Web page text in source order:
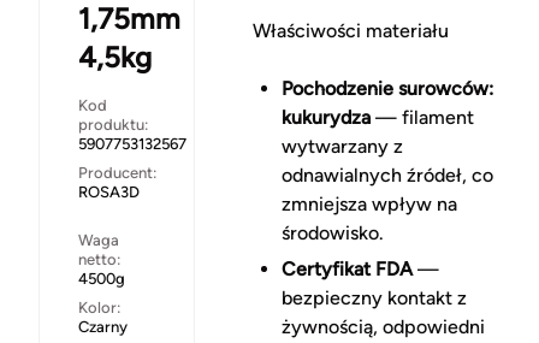
1,75mm
4,5kg
Kod
produktu:
5907753132567
Producent:
ROSA3D
Waga
netto:
4500g
Kolor:
Czarny
Właściwości materiału
Pochodzenie surowców:
kukurydza— filament
wytwarzany z
odnawialnych źródeł, co
zmniejsza wpływ na
środowisko.
Certyfikat FDA—
bezpieczny kontakt z
żywnością, odpowiedni